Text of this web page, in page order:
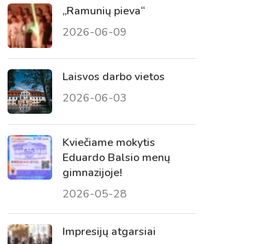
susirinkimai
durų dienos, tėvų
„Ramunių pieva“
2026-06-09
Laisvos darbo vietos
2026-06-03
Kviečiame mokytis
Eduardo Balsio menų
gimnazijoje!
2026-05-28
Impresijų atgarsiai